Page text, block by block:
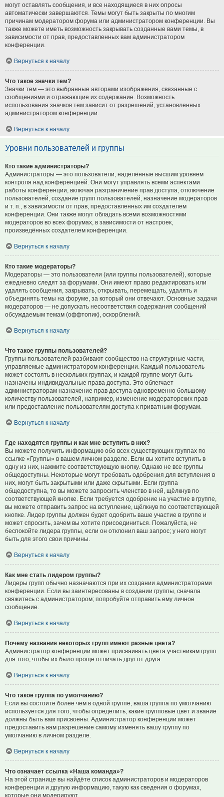
могут оставлять сообщения, и все находящиеся в них опросы
автоматически завершаются. Темы могут быть закрыты по многим
причинам модератором форума или администратором конференции. Вы
также можете иметь возможность закрывать созданные вами темы, в
зависимости от прав, предоставленных вам администратором
конференции.
Вернуться к началу
Что такое значки тем?
Значки тем — это выбранные авторами изображения, связанные с
сообщениями и отражающие их содержание. Возможность
использования значков тем зависит от разрешений, установленных
администратором конференции.
Вернуться к началу
Уровни пользователей и группы
Кто такие администраторы?
Администраторы — это пользователи, наделённые высшим уровнем
контроля над конференцией. Они могут управлять всеми аспектами
работы конференции, включая разграничение прав доступа, отключение
пользователей, создание групп пользователей, назначение модераторов
и т. п., в зависимости от прав, предоставленных им создателем
конференции. Они также могут обладать всеми возможностями
модераторов во всех форумах, в зависимости от настроек,
произведённых создателем конференции.
Вернуться к началу
Кто такие модераторы?
Модераторы — это пользователи (или группы пользователей), которые
ежедневно следят за форумами. Они имеют право редактировать или
удалять сообщения, закрывать, открывать, перемещать, удалять и
объединять темы на форуме, за который они отвечают. Основные задачи
модераторов — не допускать несоответствия содержания сообщений
обсуждаемым темам (оффтопик), оскорблений.
Вернуться к началу
Что такое группы пользователей?
Группы пользователей разбивают сообщество на структурные части,
управляемые администратором конференции. Каждый пользователь
может состоять в нескольких группах, и каждой группе могут быть
назначены индивидуальные права доступа. Это облегчает
администраторам назначение прав доступа одновременно большому
количеству пользователей, например, изменение модераторских прав
или предоставление пользователям доступа к приватным форумам.
Вернуться к началу
Где находятся группы и как мне вступить в них?
Вы можете получить информацию обо всех существующих группах по
ссылке «Группы» в вашем личном разделе. Если вы хотите вступить в
одну из них, нажмите соответствующую кнопку. Однако не все группы
общедоступны. Некоторые могут требовать одобрения для вступления в
них, могут быть закрытыми или даже скрытыми. Если группа
общедоступна, то вы можете запросить членство в ней, щёлкнув по
соответствующей кнопке. Если требуется одобрение на участие в группе,
вы можете отправить запрос на вступление, щёлкнув по соответствующей
кнопке. Лидер группы должен будет одобрить ваше участие в группе и
может спросить, зачем вы хотите присоединиться. Пожалуйста, не
беспокойте лидера группы, если он отклонил ваш запрос; у него могут
быть для этого свои причины.
Вернуться к началу
Как мне стать лидером группы?
Лидеры групп обычно назначаются при их создании администраторами
конференции. Если вы заинтересованы в создании группы, сначала
свяжитесь с администратором; попробуйте отправить ему личное
сообщение.
Вернуться к началу
Почему названия некоторых групп имеют разные цвета?
Администратор конференции может присваивать цвета участникам групп
для того, чтобы их было проще отличать друг от друга.
Вернуться к началу
Что такое группа по умолчанию?
Если вы состоите более чем в одной группе, ваша группа по умолчанию
используется для того, чтобы определить, какие групповые цвет и звание
должны быть вам присвоены. Администратор конференции может
предоставить вам разрешение самому изменять вашу группу по
умолчанию в личном разделе.
Вернуться к началу
Что означает ссылка «Наша команда»?
На этой странице вы найдёте список администраторов и модераторов
конференции и другую информацию, такую как сведения о форумах,
которые они модерируют.